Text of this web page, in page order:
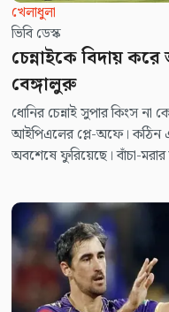
খেলাধুলা
ভিবি ডেস্ক
চেন্নাইকে বিদায়
বেঙ্গালুরু
ধোনির চেন্নাই সুপার কিংস না
আইপিএলের প্লে-অফে। কঠিন
অবশেষে ফুরিয়েছে। বাঁচা-মরার
করল আরসিবি।